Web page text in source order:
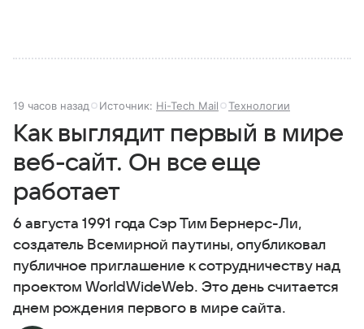
19 часов назад Источник: Hi-Tech Mail Технологии
Как выглядит первый в мире
веб-сайт. Он все еще
работает
6 августа 1991 года Сэр Тим Бернерс-Ли,
создатель Всемирной паутины, опубликовал
публичное приглашение к сотрудничеству над
проектом WorldWideWeb. Это день считается
днем рождения первого в мире сайта.